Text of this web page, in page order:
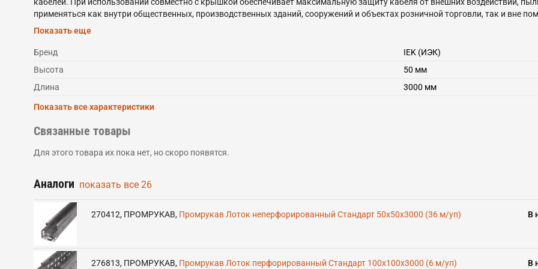
применяться как внутри общественных, производственных зданий, сооружений и объектах розничной торговли, так и вне
помещениях с повышенной влажностью.
Прокатные перфорированные лотки IEK изготавливаются из рулонной холоднокатаной стали, оцинкованной конвейерным
готовых изделий в расплав цинка ГОСТ 9.307.
разных габаритов.
Лоток перфорированный выпускается по ТУ 27.33.13-002-83135016-2017. По требованиям безопасности изделие
Показать еще
Бренд
IEK (ИЭК)
Высота
50 мм
Длина
3000 мм
Показать все характеристики
Связанные товары
Для этого товара их пока нет, но скоро появятся.
Аналоги показать все 26
270412, ПРОМРУКАВ, Промрукав Лоток неперфорированный Стандарт 50х50х3000 (36 м/уп) В
276813, ПРОМРУКАВ, Промрукав Лоток перфорированный Стандарт 100х100х3000 (6 м/уп) В